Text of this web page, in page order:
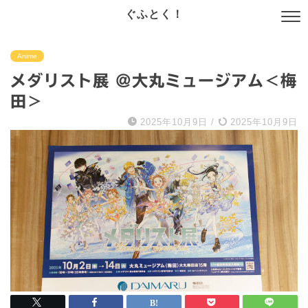
ぐふとく！
Anime
メダリスト展 @大丸ミュージアム＜梅
田＞
2025年10月9日 / 2025年10月9日